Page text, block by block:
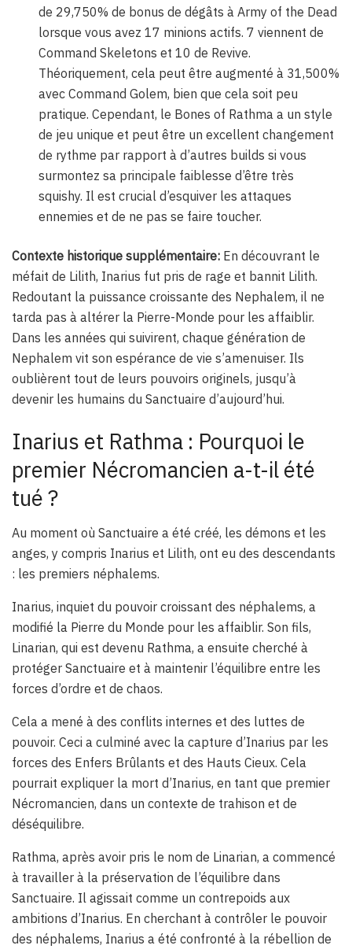
de 29,750% de bonus de dégâts à Army of the Dead
lorsque vous avez 17 minions actifs. 7 viennent de
Command Skeletons et 10 de Revive.
Théoriquement, cela peut être augmenté à 31,500%
avec Command Golem, bien que cela soit peu
pratique. Cependant, le Bones of Rathma a un style
de jeu unique et peut être un excellent changement
de rythme par rapport à d’autres builds si vous
surmontez sa principale faiblesse d’être très
squishy. Il est crucial d’esquiver les attaques
ennemies et de ne pas se faire toucher.
Contexte historique supplémentaire: En découvrant le
méfait de Lilith, Inarius fut pris de rage et bannit Lilith.
Redoutant la puissance croissante des Nephalem, il ne
tarda pas à altérer la Pierre-Monde pour les affaiblir.
Dans les années qui suivirent, chaque génération de
Nephalem vit son espérance de vie s’amenuiser. Ils
oublièrent tout de leurs pouvoirs originels, jusqu’à
devenir les humains du Sanctuaire d’aujourd’hui.
Inarius et Rathma : Pourquoi le
premier Nécromancien a-t-il été
tué ?
Au moment où Sanctuaire a été créé, les démons et les
anges, y compris Inarius et Lilith, ont eu des descendants
: les premiers néphalems.
Inarius, inquiet du pouvoir croissant des néphalems, a
modifié la Pierre du Monde pour les affaiblir. Son fils,
Linarian, qui est devenu Rathma, a ensuite cherché à
protéger Sanctuaire et à maintenir l’équilibre entre les
forces d’ordre et de chaos.
Cela a mené à des conflits internes et des luttes de
pouvoir. Ceci a culminé avec la capture d’Inarius par les
forces des Enfers Brûlants et des Hauts Cieux. Cela
pourrait expliquer la mort d’Inarius, en tant que premier
Nécromancien, dans un contexte de trahison et de
déséquilibre.
Rathma, après avoir pris le nom de Linarian, a commencé
à travailler à la préservation de l’équilibre dans
Sanctuaire. Il agissait comme un contrepoids aux
ambitions d’Inarius. En cherchant à contrôler le pouvoir
des néphalems, Inarius a été confronté à la rébellion de